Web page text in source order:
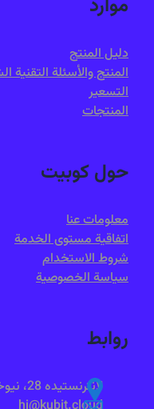
موارد
دليل المنتج
المنتج والأسئلة التقنية
التسعير
المنتجات
حول كوبيت
معلومات عنا
اتفاقية مستوى الخدمة
شروط الاستخدام
سياسة الخصوصية
روابط
لانترنستيده 28، نيوخين، هولندا